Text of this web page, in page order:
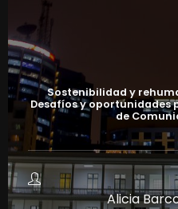
Sostenibilidad y
Desafíos y oportunidades
de
Alicia